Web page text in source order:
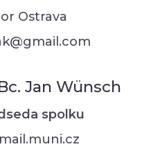
Ostrava
Jan Wünsch
spolku